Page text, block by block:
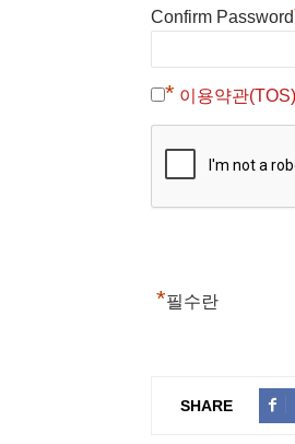
Confirm Password
* 이용약관
*필수란
SHARE